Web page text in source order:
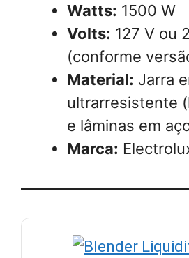
Watts: 1500 W
Volts: 127 V ou
(conforme
Material: Jarra
ultrarresistente
e lâminas em
Marca: